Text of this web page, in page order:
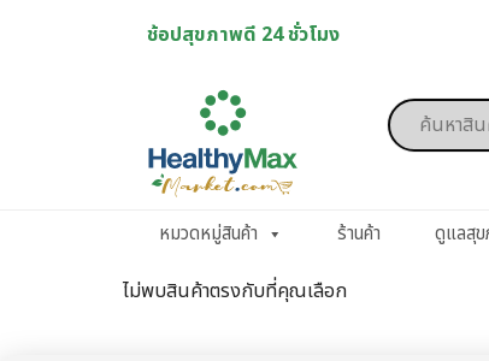
ช้อปสุขภาพดี 24 ชั่วโมง
Products
search
หมวดหมู่สินค้า ร้านค้า ดูแลสุข
ไม่พบสินค้าตรงกับที่คุณเลือก